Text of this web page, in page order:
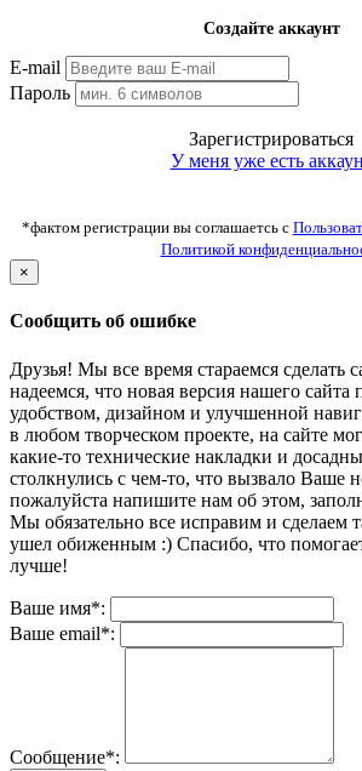
Создайте аккаунт
E-mail
Пароль
Зарегистрироваться
У меня уже есть
*фактом регистрации вы соглашаетсь с
Политикой
×
Сообщить об ошибке
Друзья! Мы все время стараемся сделать
надеемся, что новая версия нашего сайта
удобством, дизайном и улучшенной
в любом творческом проекте, на сайте
какие-то технические накладки и
столкнулись с чем-то, что вызвало Ваше
пожалуйста напишите нам об этом,
Мы обязательно все исправим и сделаем
ушел обиженным :) Спасибо, что
лучше!
Ваше имя*:
Ваше email*:
Сообщение*: